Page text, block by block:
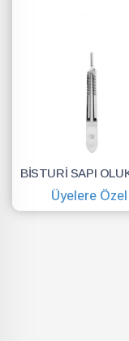
Üyelere Özel